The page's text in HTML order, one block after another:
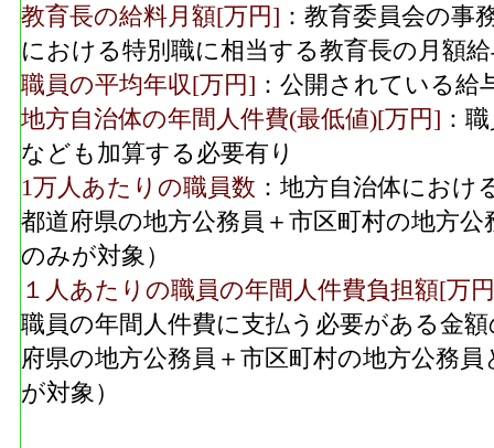
教育長の給料月額[万円] ：教育委員会の事
における特別職に相当する教育長の月額
職員の平均年収[万円] ：公開されている
地方自治体の年間人件費(最低値)[万円] ：
なども加算する必要有り
1万人あたりの職員数 ：地方自治体におけ
都道府県の地方公務員＋市区町村の地方
のみが対象）
１人あたりの職員の年間人件費負担額[万
職員の年間人件費に支払う必要がある金
府県の地方公務員＋市区町村の地方公務
が対象）